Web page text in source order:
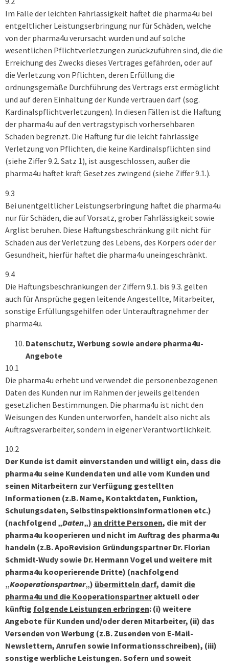
Im Falle der leichten Fahrlässigkeit haftet die pharma4u bei
entgeltlicher Leistungserbringung nur für Schäden, welche
von der pharma4u verursacht wurden und auf solche
wesentlichen Pflichtverletzungen zurückzuführen sind, die die
Erreichung des Zwecks dieses Vertrages gefährden, oder auf
die Verletzung von Pflichten, deren Erfüllung die
ordnungsgemäße Durchführung des Vertrags erst ermöglicht
und auf deren Einhaltung der Kunde vertrauen darf (sog.
Kardinalspflichtverletzungen). In diesen Fällen ist die Haftung
der pharma4u auf den vertragstypisch vorhersehbaren
Schaden begrenzt. Die Haftung für die leicht fahrlässige
Verletzung von Pflichten, die keine Kardinalspflichten sind
(siehe Ziffer 9.2. Satz 1), ist ausgeschlossen, außer die
pharma4u haftet kraft Gesetzes zwingend (siehe Ziffer 9.1.).
9.3
Bei unentgeltlicher Leistungserbringung haftet die pharma4u
nur für Schäden, die auf Vorsatz, grober Fahrlässigkeit sowie
Arglist beruhen. Diese Haftungsbeschränkung gilt nicht für
Schäden aus der Verletzung des Lebens, des Körpers oder der
Gesundheit, hierfür haftet die pharma4u uneingeschränkt.
9.4
Die Haftungsbeschränkungen der Ziffern 9.1. bis 9.3. gelten
auch für Ansprüche gegen leitende Angestellte, Mitarbeiter,
sonstige Erfüllungsgehilfen oder Unterauftragnehmer der
pharma4u.
Datenschutz, Werbung sowie andere pharma4u-
Angebote
10.1
Die pharma4u erhebt und verwendet die personenbezogenen
Daten des Kunden nur im Rahmen der jeweils geltenden
gesetzlichen Bestimmungen. Die pharma4u ist nicht den
Weisungen des Kunden unterworfen, handelt also nicht als
Auftragsverarbeiter, sondern in eigener Verantwortlichkeit.
10.2
Der Kunde ist damit einverstanden und willigt ein, dass die
pharma4u seine Kundendaten und alle vom Kunden und
seinen Mitarbeitern zur Verfügung gestellten
Informationen (z.B. Name, Kontaktdaten, Funktion,
Schulungsdaten, Selbstinspektionsinformationen etc.)
(nachfolgend „Daten„) an dritte Personen, die mit der
pharma4u kooperieren und nicht im Auftrag des pharma4u
handeln (z.B. ApoRevision Gründungspartner Dr. Florian
Schmidt-Wudy sowie Dr. Hermann Vogel und weitere mit
pharma4u kooperierende Dritte) (nachfolgend
„Kooperationspartner„) übermitteln darf, damit die
pharma4u und die Kooperationspartneraktuell oder
künftig folgende Leistungen erbringen: (i) weitere
Angebote für Kunden und/oder deren Mitarbeiter, (ii) das
Versenden von Werbung (z.B. Zusenden von E-Mail-
Newslettern, Anrufen sowie Informationsschreiben), (iii)
sonstige werbliche Leistungen. Sofern und soweit